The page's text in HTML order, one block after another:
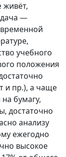
живёт,
—
учебного
положения
и пр.), а чаще
бумагу,
достаточно
анализу
ежегодно
высокое